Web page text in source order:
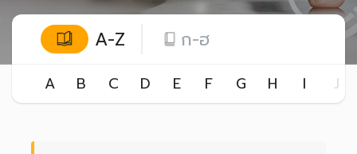
A-Z ก-ฮ
A B C D E F G H I J